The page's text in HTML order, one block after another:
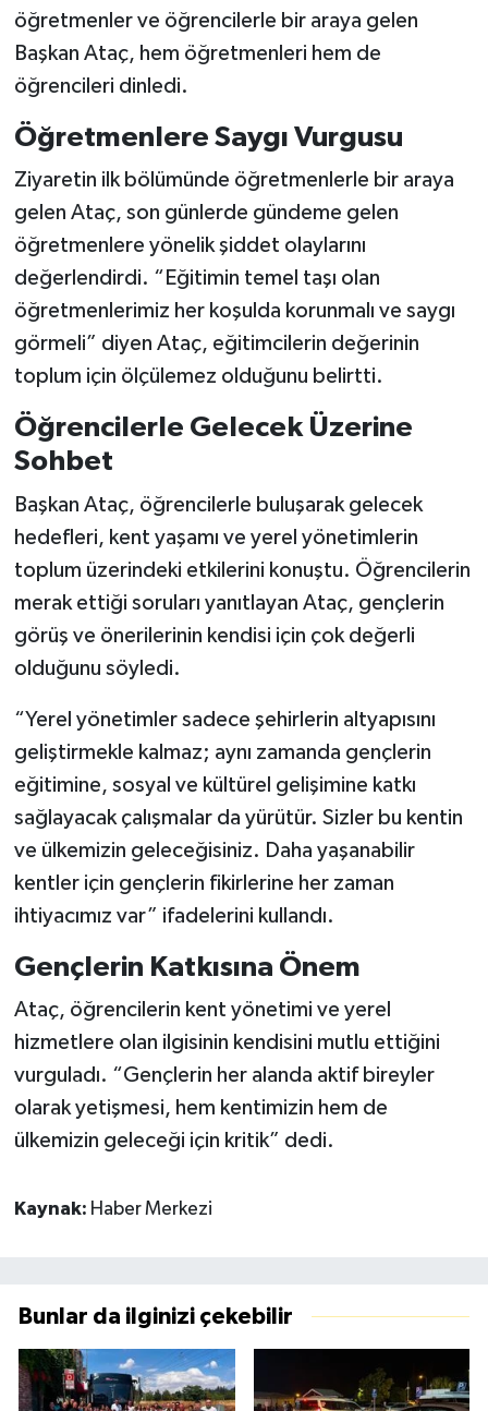
öğretmenler ve öğrencilerle bir araya gelen
Başkan Ataç, hem öğretmenleri hem de
öğrencileri dinledi.
Öğretmenlere Saygı Vurgusu
Ziyaretin ilk bölümünde öğretmenlerle bir araya
gelen Ataç, son günlerde gündeme gelen
öğretmenlere yönelik şiddet olaylarını
değerlendirdi. “Eğitimin temel taşı olan
öğretmenlerimiz her koşulda korunmalı ve saygı
görmeli” diyen Ataç, eğitimcilerin değerinin
toplum için ölçülemez olduğunu belirtti.
Öğrencilerle Gelecek Üzerine
Sohbet
Başkan Ataç, öğrencilerle buluşarak gelecek
hedefleri, kent yaşamı ve yerel yönetimlerin
toplum üzerindeki etkilerini konuştu. Öğrencilerin
merak ettiği soruları yanıtlayan Ataç, gençlerin
görüş ve önerilerinin kendisi için çok değerli
olduğunu söyledi.
“Yerel yönetimler sadece şehirlerin altyapısını
geliştirmekle kalmaz; aynı zamanda gençlerin
eğitimine, sosyal ve kültürel gelişimine katkı
sağlayacak çalışmalar da yürütür. Sizler bu kentin
ve ülkemizin geleceğisiniz. Daha yaşanabilir
kentler için gençlerin fikirlerine her zaman
ihtiyacımız var” ifadelerini kullandı.
Gençlerin Katkısına Önem
Ataç, öğrencilerin kent yönetimi ve yerel
hizmetlere olan ilgisinin kendisini mutlu ettiğini
vurguladı. “Gençlerin her alanda aktif bireyler
olarak yetişmesi, hem kentimizin hem de
ülkemizin geleceği için kritik” dedi.
Kaynak: Haber Merkezi
Bunlar da ilginizi çekebilir